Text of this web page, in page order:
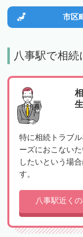
市区
八事駅で相
特に相続トラブ
ーズにおこない
したいという場
す。
八事駅近く